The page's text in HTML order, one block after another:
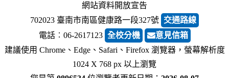
網站資料開放宣告
702023 臺南市南區健康路一段327號 交通路線
電話︰06-2617123 全校分機
意見信箱
建議使用 Chrome、Edge、Safari、Firefox 瀏覽器，螢幕解析度
1024 X 768 px 以上瀏覽